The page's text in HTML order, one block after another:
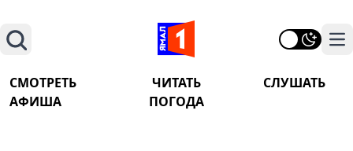
Поиск
СМОТРЕТЬ ЧИТАТЬ
СЛУШАТЬ
АФИША
ПОГОДА